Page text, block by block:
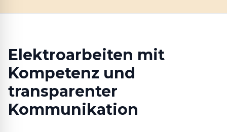
Elektroarbeiten mit
Kompetenz und
transparenter
Kommunikation